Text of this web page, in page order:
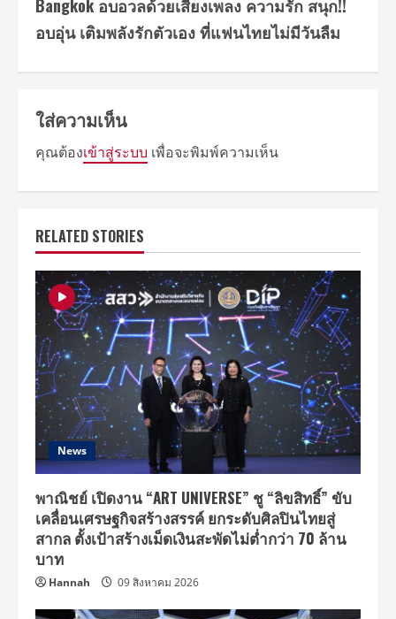
Bangkok อบอวลด้วยเสียงเพลง ความรัก สนุก!!
อบอุ่น เติมพลังรักตัวเอง ที่แฟนไทยไม่มีวันลืม
ใส่ความเห็น
คุณต้องเข้าสู่ระบบ เพื่อจะพิมพ์ความเห็น
RELATED STORIES
News
พาณิชย์ เปิดงาน “ART UNIVERSE” ชู “ลิขสิทธิ์” ขับ
เคลื่อนเศรษฐกิจสร้างสรรค์ ยกระดับศิลปินไทยสู่
สากล ตั้งเป้าสร้างเม็ดเงินสะพัดไม่ต่ำกว่า 70 ล้าน
บาท
Hannah 09 สิงหาคม 2026